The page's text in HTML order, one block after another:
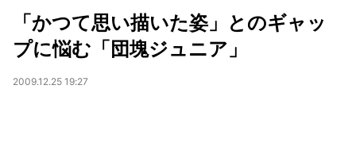
「かつて思い描いた姿」とのギャッ
プに悩む「団塊ジュニア」
2009.12.25 19:27